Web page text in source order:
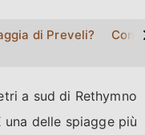
di Preveli?
a sud di Rethymno
delle spiagge più